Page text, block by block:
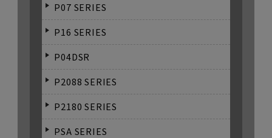
P07 SERIES
P16 SERIES
P04DSR
P2088 SERIES
P2180 SERIES
PSA SERIES